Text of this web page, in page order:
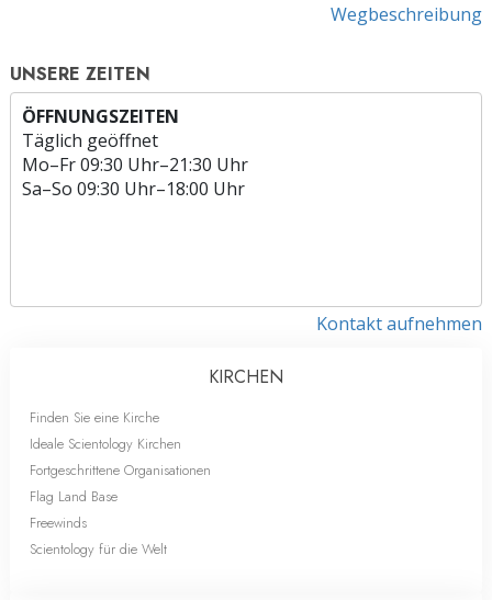
Wegbeschreibung
UNSERE ZEITEN
ÖFFNUNGSZEITEN
Täglich geöffnet
Mo–Fr09:30 Uhr–21:30 Uhr
Sa–So 09:30 Uhr–18:00 Uhr
Kontakt aufnehmen
KIRCHEN
Finden Sie eine Kirche
Ideale Scientology Kirchen
Fortgeschrittene Organisationen
Flag Land Base
Freewinds
Scientology für die Welt